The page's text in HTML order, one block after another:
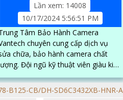
Lần xem: 14008
10/17/2024 5:56:51 PM
Tâm Bảo Hành Camera
chuyên cung cấp dịch vụ
chữa, bảo hành camera chất
Đội ngũ kỹ thuật viên giàu kinh
nhiệt tình sẽ giúp bạn khắc
sự cố nhanh chóng và hiệu quả
B125-CB/DH-SD6C3432XB-HNR-